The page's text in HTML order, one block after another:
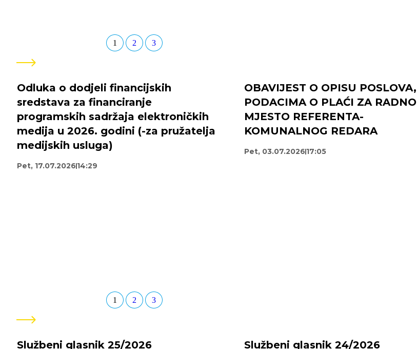
1 2 3
Pogledaj
sve
Odluka o dodjeli financijskih
sredstava za financiranje
programskih sadržaja elektroničkih
medija u 2026. godini (-za pružatelja
medijskih usluga)
Pet, 17.07.2026 14:29
OBAVIJEST O OPISU POSLOVA,
PODACIMA O PLAĆI ZA RADNO
MJESTO REFERENTA-
KOMUNALNOG REDARA
Pet, 03.07.202617:05
1 2 3
Pogledaj
sve
Službeni glasnik 25/2026 Službeni glasnik 24/2026